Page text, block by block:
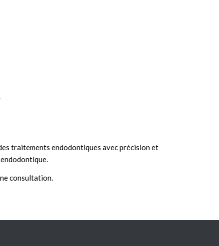
traitements endodontiques avec précision et
consultation.